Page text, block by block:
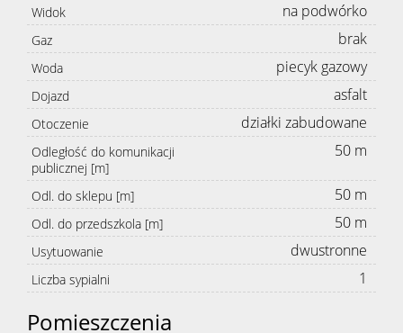
Widok na podwórko
Gaz brak
Woda piecyk gazowy
Dojazd asfalt
Otoczenie działki zabudowane
Odległość do komunikacji
publicznej [m]
50 m
Odl. do sklepu [m] 50 m
Odl. do przedszkola [m] 50 m
Usytuowanie dwustronne
Liczba sypialni 1
Pomieszczenia